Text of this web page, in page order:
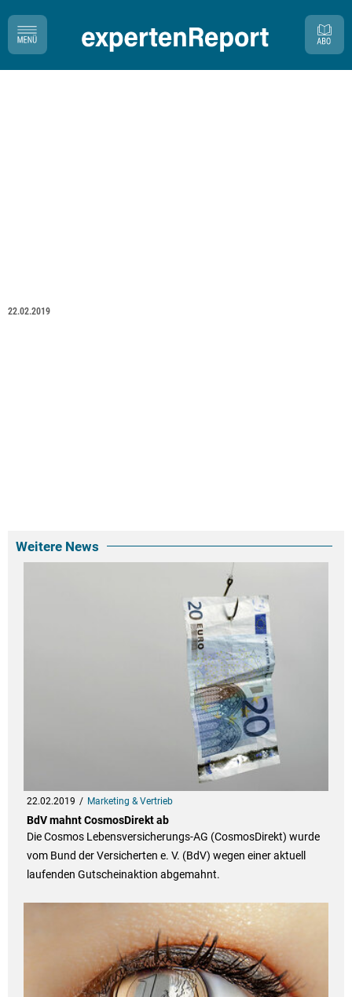
22.02.2019
Weitere News
22.02.2019 Marketing & Vertrieb
BdV mahnt CosmosDirekt ab
Die Cosmos Lebensversicherungs-AG (CosmosDirekt) wurde
vom Bund der Versicherten e. V. (BdV) wegen einer aktuell
laufenden Gutscheinaktion abgemahnt.